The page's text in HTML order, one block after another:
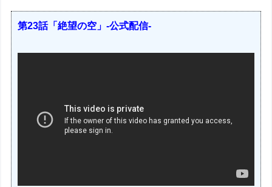
第23話「絶望の空」-公式配信-